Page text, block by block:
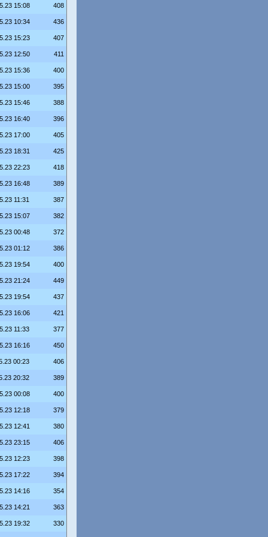
15:08 408
10:34 436
15:23 407
12:50 411
15:36 400
15:00 395
15:46 388
16:40 396
17:00 405
18:31 425
22:23 418
16:48 389
11:31 387
15:07 382
00:48 372
01:12 386
19:54 400
21:24 449
19:54 437
16:06 421
11:33 377
16:16 450
00:23 406
20:32 389
00:08 400
12:18 379
12:41 380
23:15 406
12:23 398
17:22 394
14:16 354
14:21 363
19:32 330